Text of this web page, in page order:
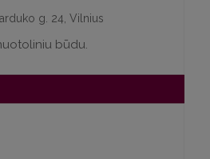
g. 24, Vilnius
būdu.